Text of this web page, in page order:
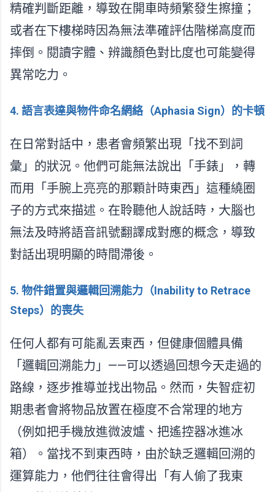
精確判斷距離，導致在開車時頻繁發生擦撞；
或者在下樓梯時因為無法準確評估階梯高度而
摔倒。閱讀字體、辨識顏色對比度也可能變得
異常吃力。
4. 語言表達與物件命名網絡（Aphasia Sign）的卡頓
在日常對話中，患者會頻繁出現「找不到詞
彙」的狀況。他們可能無法說出「手錶」，轉
而用「手腕上亮亮的那顆計時東西」這種繞圈
子的方式來描述。在聆聽他人說話時，大腦也
無法及時將語音訊號翻譯成對應的概念，導致
對話出現明顯的時間滯後。
5. 物件錯置與邏輯回溯能力（Inability to Retrace
Steps）的喪失
任何人都有可能亂丟東西，但健康個體具備
「邏輯回溯能力」——可以透過回想今天走過的
路線，逐步推導並找出物品。然而，失智症初
期患者會將物品放置在極度不合常理的地方
（例如把手機放進微波爐、把遙控器冰進冰
箱）。當找不到東西時，由於缺乏邏輯回溯的
運算能力，他們往往會得出「有人偷了我東